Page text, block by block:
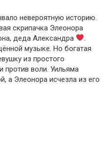
невероятную историю.
скрипачка Элеонора
деда Александра
музыке. Но богатая
из простого
против воли. Уильяма
а Элеонора исчезла из его